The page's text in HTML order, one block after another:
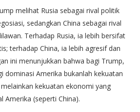
melihat Rusia sebagai rival politik
sedangkan China sebagai rival
Terhadap Rusia, ia lebih bersifat
terhadap China, ia lebih agresif dan
ini menunjukkan bahwa bagi Trump,
dominasi Amerika bukanlah kekuatan
kekuatan ekonomi yang
Amerika (seperti China).